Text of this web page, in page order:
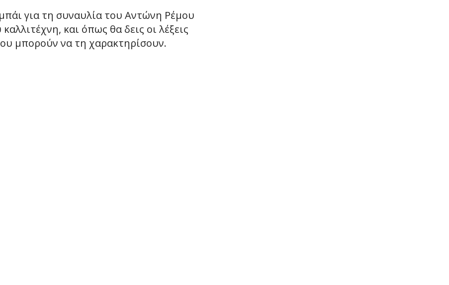
για τη συναυλία του Αντώνη Ρέμου
και όπως θα δεις οι λέξεις
μπορούν να τη χαρακτηρίσουν.